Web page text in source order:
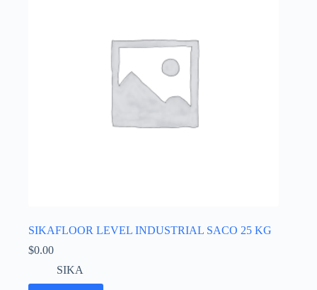
SIKAFLOOR LEVEL INDUSTRIAL SACO 25 KG
$0.00
SIKA